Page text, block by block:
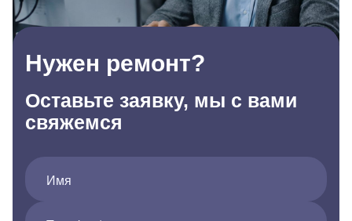
Нужен ремонт?
Оставьте заявку, мы с вами
свяжемся
Имя